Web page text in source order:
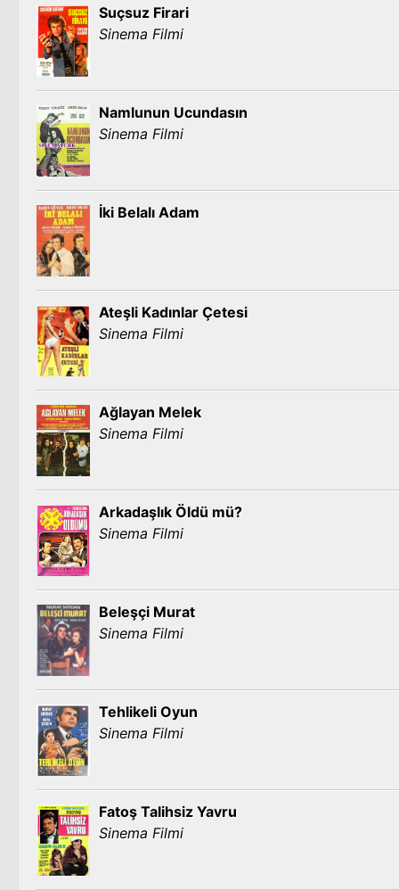
Suçsuz Firari
Sinema Filmi
Namlunun Ucundasın
Sinema Filmi
İki Belalı Adam
Ateşli Kadınlar Çetesi
Sinema Filmi
Ağlayan Melek
Sinema Filmi
Arkadaşlık Öldü mü?
Sinema Filmi
Beleşçi Murat
Sinema Filmi
Tehlikeli Oyun
Sinema Filmi
Fatoş Talihsiz Yavru
Sinema Filmi